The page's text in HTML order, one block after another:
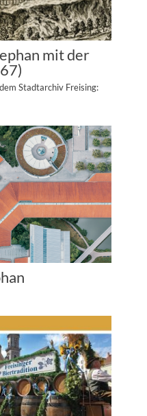
mit der
Stadtarchiv Freising: